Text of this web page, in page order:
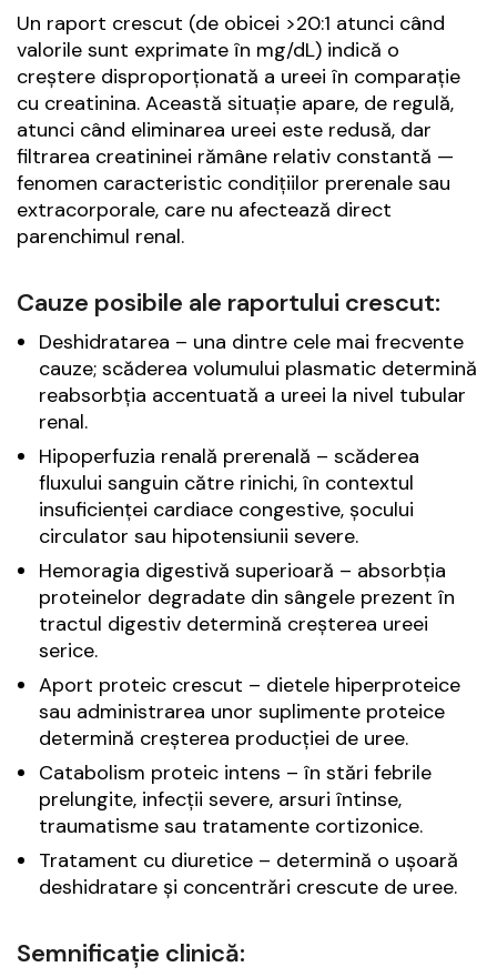
Un raport crescut (de obicei >20:1 atunci când
valorile sunt exprimate în mg/dL) indică o
creștere disproporționată a ureei în comparație
cu creatinina. Această situație apare, de regulă,
atunci când eliminarea ureei este redusă, dar
filtrarea creatininei rămâne relativ constantă —
fenomen caracteristic condițiilor prerenale sau
extracorporale, care nu afectează direct
parenchimul renal.
Cauze posibile ale raportului crescut:
Deshidratarea – una dintre cele mai frecvente
cauze; scăderea volumului plasmatic determină
reabsorbția accentuată a ureei la nivel tubular
renal.
Hipoperfuzia renală prerenală – scăderea
fluxului sanguin către rinichi, în contextul
insuficienței cardiace congestive, șocului
circulator sau hipotensiunii severe.
Hemoragia digestivă superioară – absorbția
proteinelor degradate din sângele prezent în
tractul digestiv determină creșterea ureei
serice.
Aport proteic crescut – dietele hiperproteice
sau administrarea unor suplimente proteice
determină creșterea producției de uree.
Catabolism proteic intens – în stări febrile
prelungite, infecții severe, arsuri întinse,
traumatisme sau tratamente cortizonice.
Tratament cu diuretice – determină o ușoară
deshidratare și concentrări crescute de uree.
Semnificație clinică: